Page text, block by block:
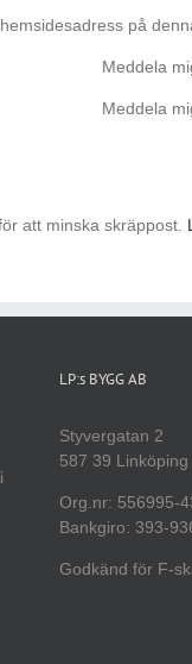
på
Meddela
Meddela
att minska skräppost.
LP:s BYGG AB
Styvergatan 2
587 39 Linköping
Org.nr: 556995-
Bankgiro: 393-
Godkänd för F-